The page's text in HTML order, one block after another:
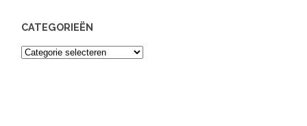
CATEGORIEËN
Categorieën